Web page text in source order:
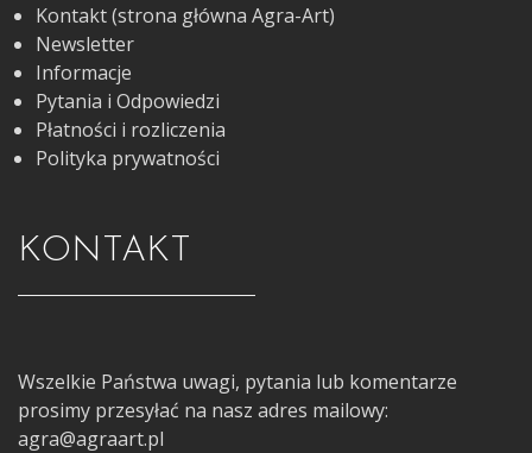
Kontakt (strona główna Agra-Art)
Newsletter
Informacje
Pytania i Odpowiedzi
Płatności i rozliczenia
Polityka prywatności
KONTAKT
Wszelkie Państwa uwagi, pytania lub komentarze
prosimy przesyłać na nasz adres mailowy:
agra@agraart.pl